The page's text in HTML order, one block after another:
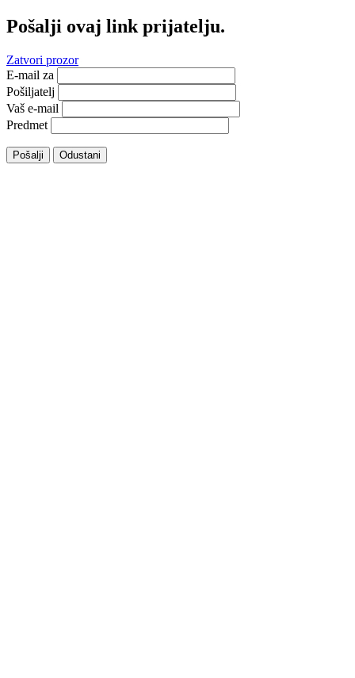
Pošalji ovaj link prijatelju.
Zatvori prozor
E-mail za
Pošiljatelj
Vaš e-mail
Predmet
Pošalji Odustani